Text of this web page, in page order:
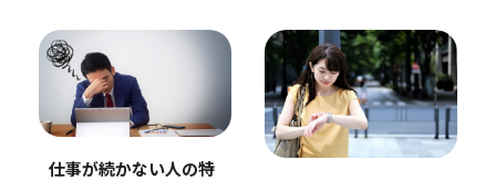
仕事が続かない人の特